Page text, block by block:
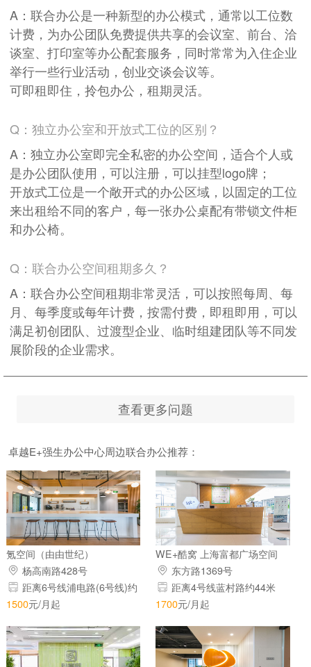
A：联合办公是一种新型的办公模式，通常以工位数
计费，为办公团队免费提供共享的会议室、前台、洽
谈室、打印室等办公配套服务，同时常常为入住企业
举行一些行业活动，创业交谈会议等。
可即租即住，拎包办公，租期灵活。
Q：独立办公室和开放式工位的区别？
A：独立办公室即完全私密的办公空间，适合个人或
是办公团队使用，可以注册，可以挂型logo牌；
开放式工位是一个敞开式的办公区域，以固定的工位
来出租给不同的客户，每一张办公桌配有带锁文件柜
和办公椅。
Q：联合办公空间租期多久？
A：联合办公空间租期非常灵活，可以按照每周、每
月、每季度或每年计费，按需付费，即租即用，可以
满足初创团队、过渡型企业、临时组建团队等不同发
展阶段的企业需求。
查看更多问题
卓越E+强生办公中心周边联合办公推荐：
氪空间（由由世纪）
杨高南路428号
距离6号线浦电路(6号线)约
578米
1500元/月起
WE+酷窝 上海富都广场空间
东方路1369号
距离4号线蓝村路约44米
1700元/月起